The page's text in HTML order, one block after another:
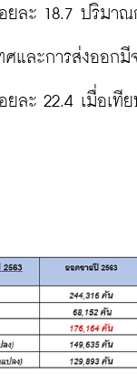
ยละ 18.7 ปริมาณ
ศและการส่งออก
ยละ 22.4 เมื่อเที